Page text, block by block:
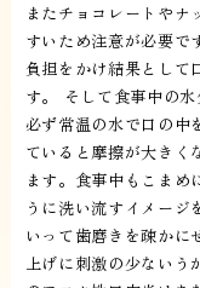
またチョコレートやナ
すいため注意が必要で
負担をかけ結果として
す。 そして食事中の
必ず常温の水で口の中
ていると摩擦が大きく
ます。食事中もこまめ
うに洗い流すイメージ
いって歯磨きを疎かに
上げに刺激の少ないう